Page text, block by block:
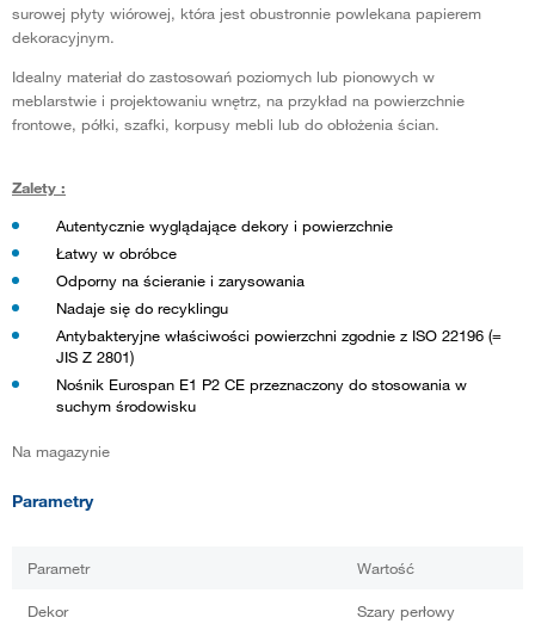
surowej płyty wiórowej, która jest obustronnie powlekana papierem
dekoracyjnym.
Idealny materiał do zastosowań poziomych lub pionowych w
meblarstwie i projektowaniu wnętrz, na przykład na powierzchnie
frontowe, półki, szafki, korpusy mebli lub do obłożenia ścian.
Zalety :
Autentycznie wyglądające dekory i powierzchnie
Łatwy w obróbce
Odporny na ścieranie i zarysowania
Nadaje się do recyklingu
Antybakteryjne właściwości powierzchni zgodnie z ISO 22196 (=
JIS Z 2801)
Nośnik Eurospan E1 P2 CE przeznaczony do stosowania w
suchym środowisku
Na magazynie
Parametry
Parametr Wartość
Dekor Szary perłowy